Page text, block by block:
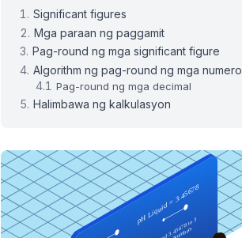
Significant figures
Mga paraan ng paggamit
Pag-round ng mga significant figure
Algorithm ng pag-round ng mga numero
Pag-round ng mga decimal
Halimbawa ng kalkulasyon